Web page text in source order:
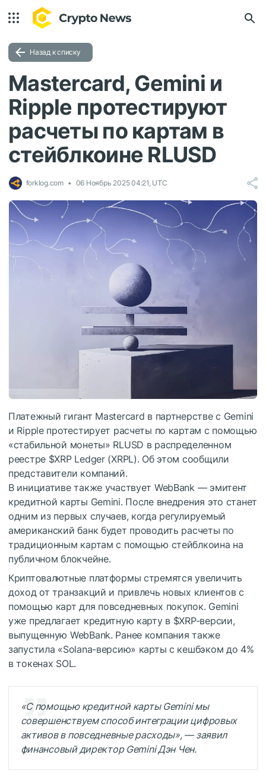
Назад к списку
Mastercard, Gemini и
Ripple протестируют
расчеты по картам в
стейблкоине RLUSD
forklog.com 06 Ноябрь 2025 04:21, UTC
Платежный гигант Mastercard в партнерстве с Gemini
и Ripple протестирует расчеты по картам с помощью
«стабильной монеты» RLUSD в распределенном
реестре $XRPLedger (XRPL). Об этом сообщили
представители компаний.
В инициативе также участвует WebBank — эмитент
кредитной карты Gemini. После внедрения это станет
одним из первых случаев, когда регулируемый
американский банк будет проводить расчеты по
традиционным картам с помощью стейблкоина на
публичном блокчейне.
Криптовалютные платформы стремятся увеличить
доход от транзакций и привлечь новых клиентов с
помощью карт для повседневных покупок. Gemini
уже предлагает кредитную карту в $XRP-версии,
выпущенную WebBank. Ранее компания также
запустила «Solana-версию» карты с кешбэком до 4%
в токенах SOL.
«С помощью кредитной карты Gemini мы
совершенствуем способ интеграции цифровых
активов в повседневные расходы», — заявил
финансовый директор Gemini Дэн Чен.